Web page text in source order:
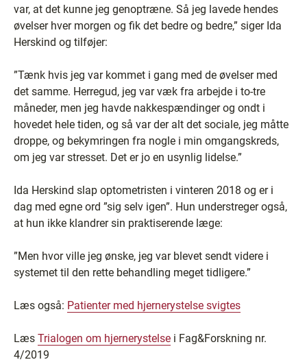
var, at det kunne jeg genoptræne. Så jeg lavede hendes
øvelser hver morgen og fik det bedre og bedre,” siger Ida
Herskind og tilføjer:
”Tænk hvis jeg var kommet i gang med de øvelser med
det samme. Herregud, jeg var væk fra arbejde i to-tre
måneder, men jeg havde nakkespændinger og ondt i
hovedet hele tiden, og så var der alt det sociale, jeg måtte
droppe, og bekymringen fra nogle i min omgangskreds,
om jeg var stresset. Det er jo en usynlig lidelse.”
Ida Herskind slap optometristen i vinteren 2018 og er i
dag med egne ord ”sig selv igen”. Hun understreger også,
at hun ikke klandrer sin praktiserende læge:
”Men hvor ville jeg ønske, jeg var blevet sendt videre i
systemet til den rette behandling meget tidligere.”
Læs også: Patienter med hjernerystelse svigtes
Læs Trialogen om hjernerystelse i Fag&Forskning nr.
4/2019